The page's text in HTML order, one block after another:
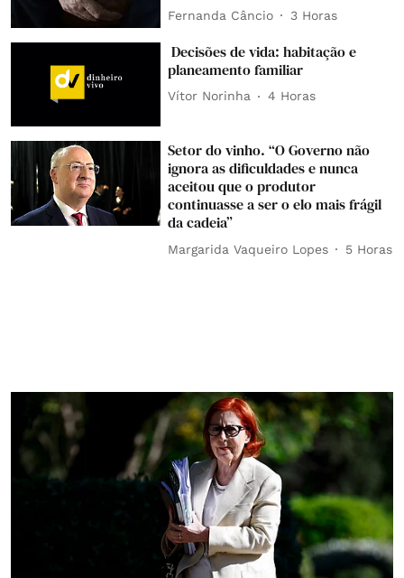
Fernanda Câncio 3 Horas
Decisões de vida: habitação e
planeamento familiar
Vítor Norinha 4 Horas
Setor do vinho. “O Governo não
ignora as dificuldades e nunca
aceitou que o produtor
continuasse a ser o elo mais frágil
da cadeia”
Margarida Vaqueiro Lopes 5 Horas